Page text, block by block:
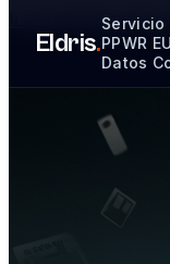
Ir al contenido
Eldris.
Servicio
PPWR
Datos